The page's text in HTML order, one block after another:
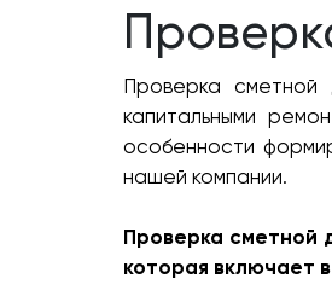
Проверка сметной
капитальными
особенности
нашей компании.
Проверка сметной
которая включает